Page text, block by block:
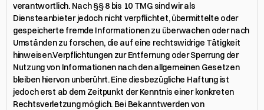
verantwortlich. Nach §§ 8 bis 10 TMG sind wir als
Diensteanbieter jedoch nicht verpflichtet, übermittelte oder
gespeicherte fremde Informationen zu überwachen oder nach
Umständen zu forschen, die auf eine rechtswidrige Tätigkeit
hinweisen.Verpflichtungen zur Entfernung oder Sperrung der
Nutzung von Informationen nach den allgemeinen Gesetzen
bleiben hiervon unberührt. Eine diesbezügliche Haftung ist
jedoch erst ab dem Zeitpunkt der Kenntnis einer konkreten
Rechtsverletzung möglich. Bei Bekanntwerden von